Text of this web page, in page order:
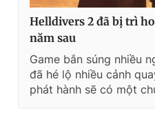
Helldivers 2 đã bị trì
năm sau
Game bắn súng nhiều
đã hé lộ nhiều cảnh
phát hành sẽ có một